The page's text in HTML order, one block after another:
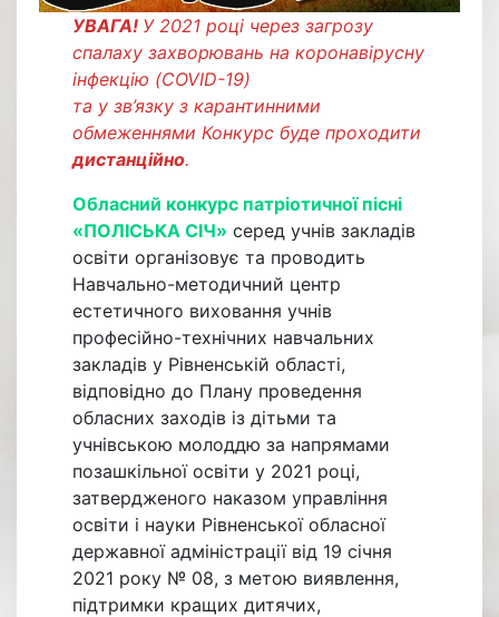
УВАГА! У 2021 році через загрозу
спалаху захворювань на коронавірусну
інфекцію (COVID-19)
та у зв’язку з карантинними
обмеженнями Конкурс буде проходити
дистанційно.
Обласний конкурс патріотичної пісні
«ПОЛІСЬКА СІЧ» серед учнів закладів
освіти організовує та проводить
Навчально-методичний центр
естетичного виховання учнів
професійно-технічних навчальних
закладів у Рівненській області,
відповідно до Плану проведення
обласних заходів із дітьми та
учнівською молоддю за напрямами
позашкільної освіти у 2021 році,
затвердженого наказом управління
освіти і науки Рівненської обласної
державної адміністрації від 19 січня
2021 року № 08, з метою виявлення,
підтримки кращих дитячих,